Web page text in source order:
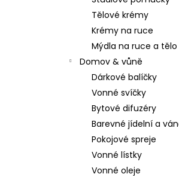
Tělové krémy
Krémy na ruce
Mýdla na ruce a tělo
Domov & vůně
Dárkové balíčky
Vonné svíčky
Bytové difuzéry
Barevné jídelní a
Pokojové spreje
Vonné lístky
Vonné oleje
180 Kč